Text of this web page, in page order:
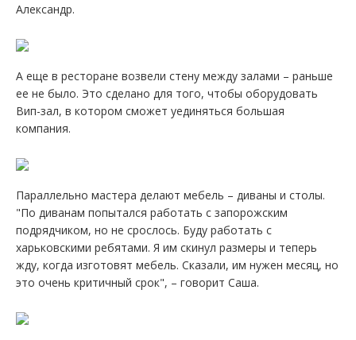
Александр.
А еще в ресторане возвели стену между залами – раньше
ее не было. Это сделано для того, чтобы оборудовать
Вип-зал, в котором сможет уединяться большая
компания.
Параллельно мастера делают мебель – диваны и столы.
"По диванам попытался работать с запорожским
подрядчиком, но не срослось. Буду работать с
харьковскими ребятами. Я им скинул размеры и теперь
жду, когда изготовят мебель. Сказали, им нужен месяц, но
это очень критичный срок", – говорит Саша.